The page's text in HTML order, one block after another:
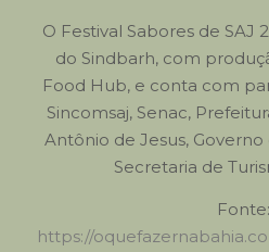
O Festival Sabores de SAJ
do Sindbarh, com
Food Hub, e conta com
Sincomsaj, Senac,
Antônio de Jesus,
Secretaria de
Fonte:
https://